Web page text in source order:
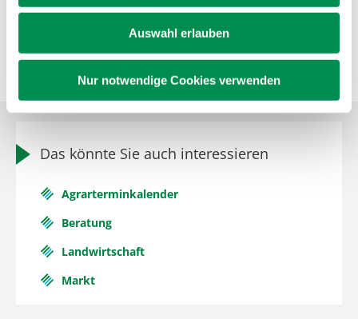
Auswahl erlauben
Nur notwendige Cookies verwenden
Das könnte Sie auch interessieren
Agrarterminkalender
Beratung
Landwirtschaft
Markt